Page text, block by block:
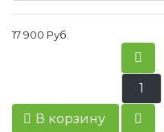
17 900 Руб.
В корзину